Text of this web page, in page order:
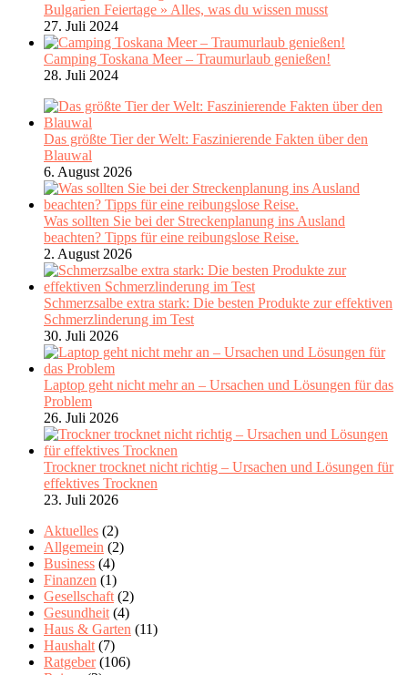
Bulgarien Feiertage » Alles, was du wissen musst
27. Juli 2024
Camping Toskana Meer – Traumurlaub genießen!
28. Juli 2024
Das größte Tier der Welt: Faszinierende Fakten über den
Blauwal
6. August 2026
Was sollten Sie bei der Streckenplanung ins Ausland
beachten? Tipps für eine reibungslose Reise.
2. August 2026
Schmerzsalbe extra stark: Die besten Produkte zur effektiven
Schmerzlinderung im Test
30. Juli 2026
Laptop geht nicht mehr an – Ursachen und Lösungen für das
Problem
26. Juli 2026
Trockner trocknet nicht richtig – Ursachen und Lösungen für
effektives Trocknen
23. Juli 2026
Aktuelles (2)
Allgemein (2)
Business (4)
Finanzen (1)
Gesellschaft (2)
Gesundheit (4)
Haus & Garten (11)
Haushalt (7)
Ratgeber(106)